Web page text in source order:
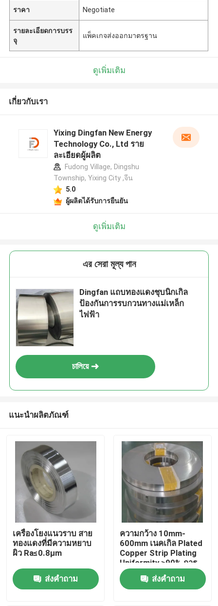
ราคา Negotiate
รายละเอียดการบรร
จุ
แพ็คเกจส่งออกมาตรฐาน
ดูเพิ่มเติม
เกี่ยวกับเรา
Yixing Dingfan New Energy
Technology Co., Ltd ราย
ละเอียดผู้ผลิต
Fudong Village, Dingshu
Township, Yixing City ,จีน
5.0
ผู้ผลิตได้รับการยืนยัน
ดูเพิ่มเติม
এর সেরা মূল্য পান
Dingfan แถบทองแดงชุบนิกเกิล
ป้องกันการรบกวนทางแม่เหล็ก
ไฟฟ้า
চালিয়ে
แนะนำผลิตภัณฑ์
เครื่องโยงแนวราบ สาย
ทองแดงที่มีความหยาบ
ผิว Ra≤0.8μm
ส่งคำถาม
ความกว้าง 10mm-
600mm เนคเกิล Plated
Copper Strip Plating
Uniformity ≥90% การ
ทดสอบสเปรย์เกลือ
≥24h
ส่งคำถาม